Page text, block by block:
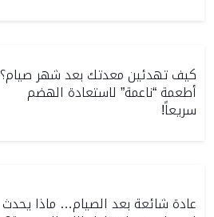
كيف تهدئين معدتك بعد شهر صيام؟
أطعمة “ناعمة” لاستعادة الهضم
سريعاً!
عادة شائعة بعد الصيام… ماذا يحدث